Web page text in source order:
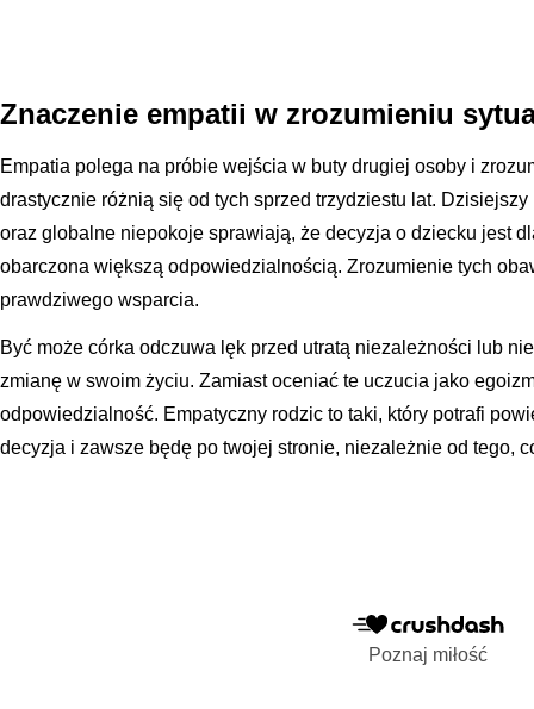
Znaczenie empatii w zrozumieniu
Empatia polega na próbie wejścia w buty drugiej osoby i
drastycznie różnią się od tych sprzed trzydziestu lat.
oraz globalne niepokoje sprawiają, że decyzja o dziecku jest
obarczona większą odpowiedzialnością. Zrozumienie tych
prawdziwego wsparcia.
Być może córka odczuwa lęk przed utratą niezależności lub
zmianę w swoim życiu. Zamiast oceniać te uczucia jako
odpowiedzialność. Empatyczny rodzic to taki, który potrafi
decyzja i zawsze będę po twojej stronie, niezależnie od tego,
Poznaj miłość